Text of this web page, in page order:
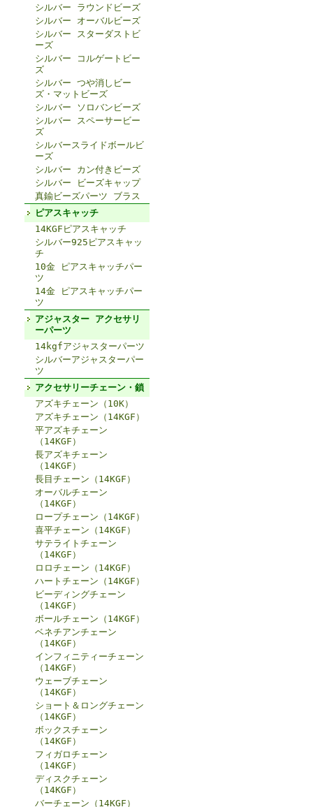
シルバー ラウンドビーズ
シルバー オーバルビーズ
シルバー スターダストビ
ーズ
シルバー コルゲートビー
ズ
シルバー つや消しビー
ズ・マットビーズ
シルバー ソロバンビーズ
シルバー スペーサービー
ズ
シルバースライドボールビ
ーズ
シルバー カン付きビーズ
シルバー ビーズキャップ
真鍮ビーズパーツ ブラス
ピアスキャッチ
14KGFピアスキャッチ
シルバー925ピアスキャッ
チ
10金 ピアスキャッチパー
ツ
14金 ピアスキャッチパー
ツ
アジャスター アクセサリ
ーパーツ
14kgfアジャスターパーツ
シルバーアジャスターパー
ツ
アクセサリーチェーン・鎖
アズキチェーン（10K）
アズキチェーン（14KGF）
平アズキチェーン
（14KGF）
長アズキチェーン
（14KGF）
長目チェーン（14KGF）
オーバルチェーン
（14KGF）
ロープチェーン（14KGF）
喜平チェーン（14KGF）
サテライトチェーン
（14KGF）
ロロチェーン（14KGF）
ハートチェーン（14KGF）
ビーディングチェーン
（14KGF）
ボールチェーン（14KGF）
ベネチアンチェーン
（14KGF）
インフィニティーチェーン
（14KGF）
ウェーブチェーン
（14KGF）
ショート＆ロングチェーン
（14KGF）
ボックスチェーン
（14KGF）
フィガロチェーン
（14KGF）
ディスクチェーン
（14KGF）
バーチェーン（14KGF）